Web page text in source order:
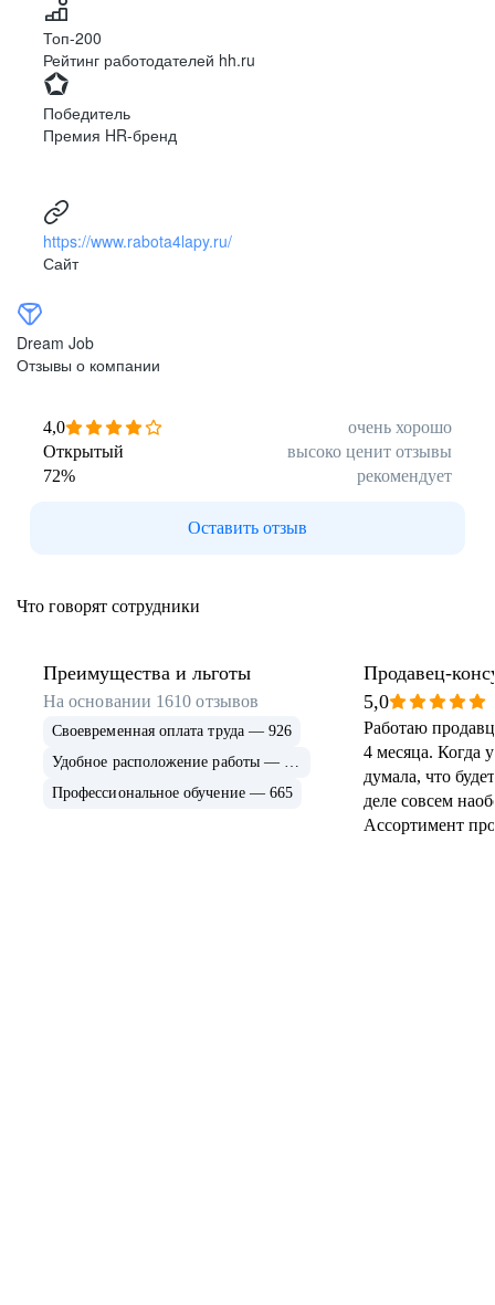
Топ-200
Рейтинг работодателей hh.ru
Победитель
Премия HR-бренд
https://www.rabota4lapy.ru/
Сайт
Dream Job
Отзывы о компании
4,0
очень хорошо
Открытый
высоко ценит отзывы
72% рекомендует
Оставить отзыв
Что говорят сотрудники
Преимущества и льготы
На основании 1610 отзывов
Своевременная оплата труда — 926
Удобное расположение работы — 789
Профессиональное обучение — 665
Продавец-
5,0
Работаю
4 месяца. Когда
думала, что
деле совсем
Ассортимент